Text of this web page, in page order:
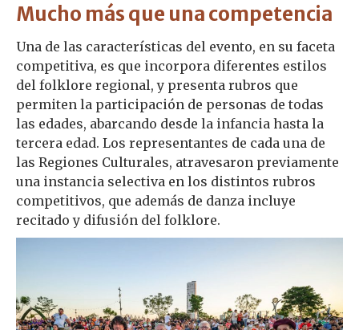
Mucho más que una competencia
Una de las características del evento, en su faceta
competitiva, es que incorpora diferentes estilos
del folklore regional, y presenta rubros que
permiten la participación de personas de todas
las edades, abarcando desde la infancia hasta la
tercera edad. Los representantes de cada una de
las Regiones Culturales, atravesaron previamente
una instancia selectiva en los distintos rubros
competitivos, que además de danza incluye
recitado y difusión del folklore.